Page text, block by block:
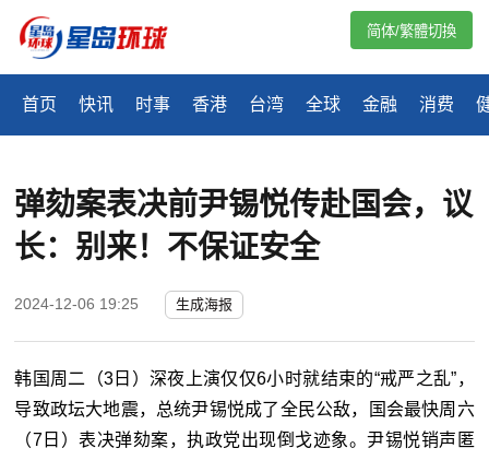
首页 快讯 时事 香港 台湾 全球 金融 消费
简体/繁體切換
弹劾案表决前尹锡悦传赴国会，议
长：别来！不保证安全
2024-12-06 19:25 生成海报
韩国周二（3日）深夜上演仅仅6小时就结束的“戒严之乱”，
导致政坛大地震，总统尹锡悦成了全民公敌，国会最快周六
（7日）表决弹劾案，执政党出现倒戈迹象。尹锡悦销声匿